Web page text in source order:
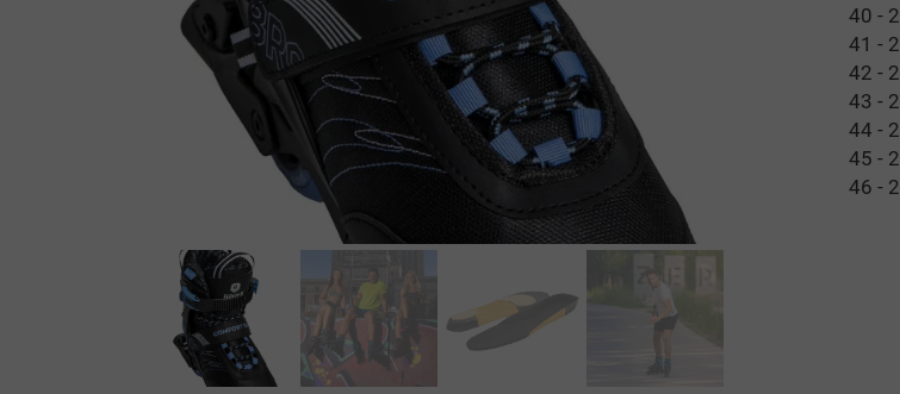
40 -
41 -
42 -
43 -
44 -
45 -
46 -